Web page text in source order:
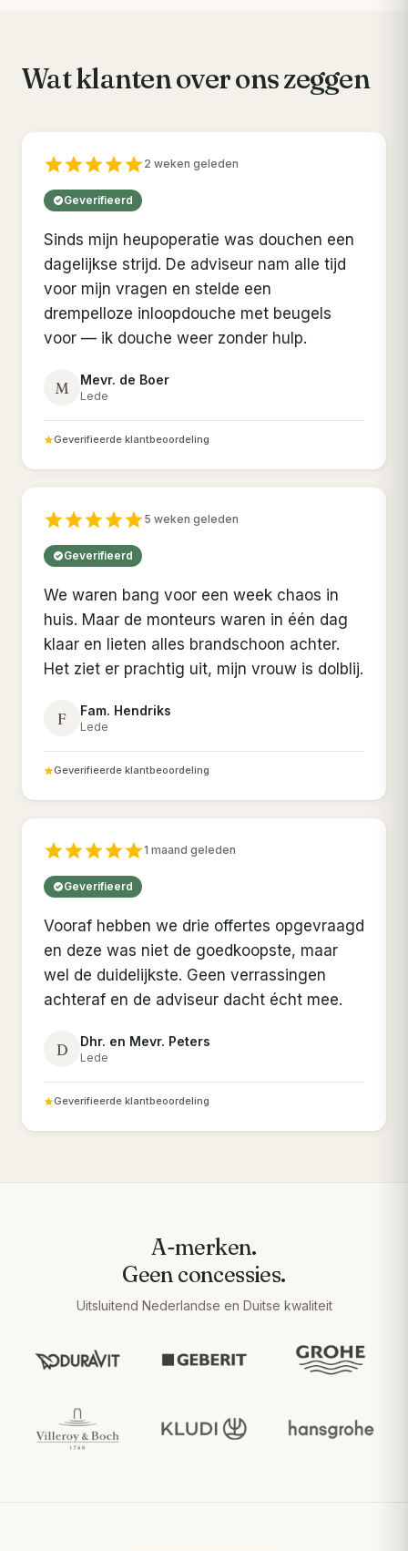
Wat klanten over ons zeggen
2 weken geleden
Geverifieerd
Sinds mijn heupoperatie was douchen een
dagelijkse strijd. De adviseur nam alle tijd
voor mijn vragen en stelde een
drempelloze inloopdouche met beugels
voor — ik douche weer zonder hulp.
M Mevr. de Boer
Lede
Geverifieerde klantbeoordeling
5 weken geleden
Geverifieerd
We waren bang voor een week chaos in
huis. Maar de monteurs waren in één dag
klaar en lieten alles brandschoon achter.
Het ziet er prachtig uit, mijn vrouw is dolblij.
F Fam. Hendriks
Lede
Geverifieerde klantbeoordeling
1 maand geleden
Geverifieerd
Vooraf hebben we drie offertes opgevraagd
en deze was niet de goedkoopste, maar
wel de duidelijkste. Geen verrassingen
achteraf en de adviseur dacht écht mee.
D Dhr. en Mevr. Peters
Lede
Geverifieerde klantbeoordeling
A-merken.
Geen concessies.
Uitsluitend Nederlandse en Duitse kwaliteit